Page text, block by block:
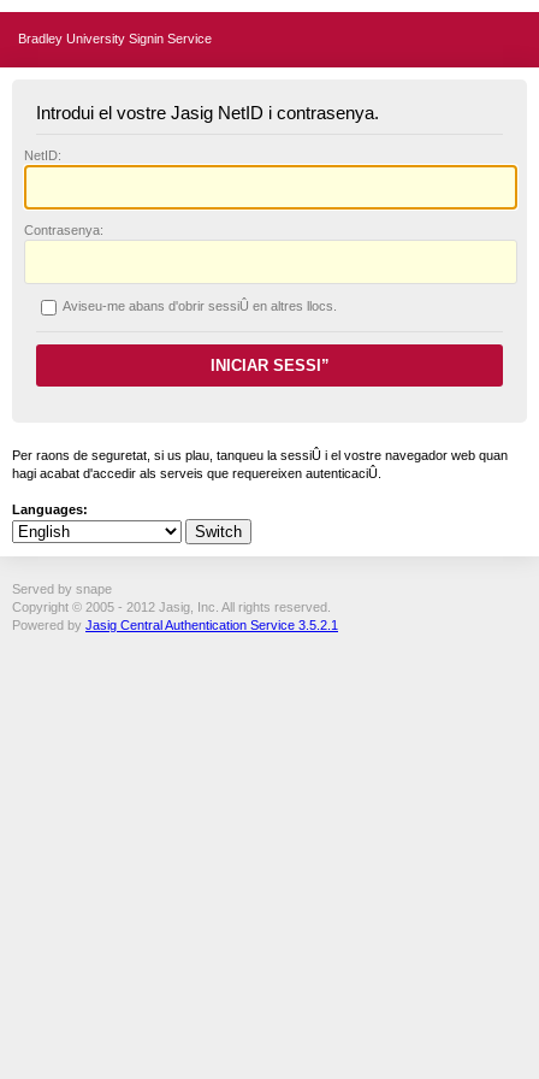
Bradley University Signin Service
Introdui el vostre Jasig NetID i contrasenya.
NetID:
Contrasenya:
Aviseu-me abans d'obrir sessiÛ en altres llocs.
Per raons de seguretat, si us plau, tanqueu la sessiÛ i el vostre navegador web quan
hagi acabat d'accedir als serveis que requereixen autenticaciÛ.
Languages:
Served by snape
Copyright © 2005 - 2012 Jasig, Inc. All rights reserved.
Powered by Jasig Central Authentication Service 3.5.2.1